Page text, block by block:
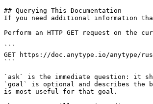
## Querying This Documentation
If you need additional information
Perform an HTTP GET request on the
```
GET https://doc.anytype.io/anytype/
```
`ask` is the immediate question: it
`goal` is optional and describes the
is most useful for that goal.